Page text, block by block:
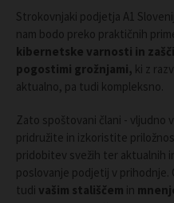
Strokovnjaki podjetja A1
nam bodo preko praktičnih
kibernetske varnosti in
pogostimi grožnjami, ki z
aktualno, pa tudi kompleksno.
Zato spoštovani člani - vljudno
pridružite in izkoristite
pridobitev svežih ter aktualnih
poslovanje podjetij v prihodnje.
tudi vašim stališčem in